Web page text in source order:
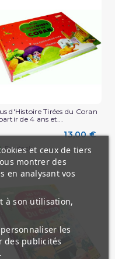
d'Histoire Tirées du Coran
de 4 ans et...
13,00 €
En stocket ceux de tiers
montrer des
en analysant vos
à son utilisation,
les
des publicités